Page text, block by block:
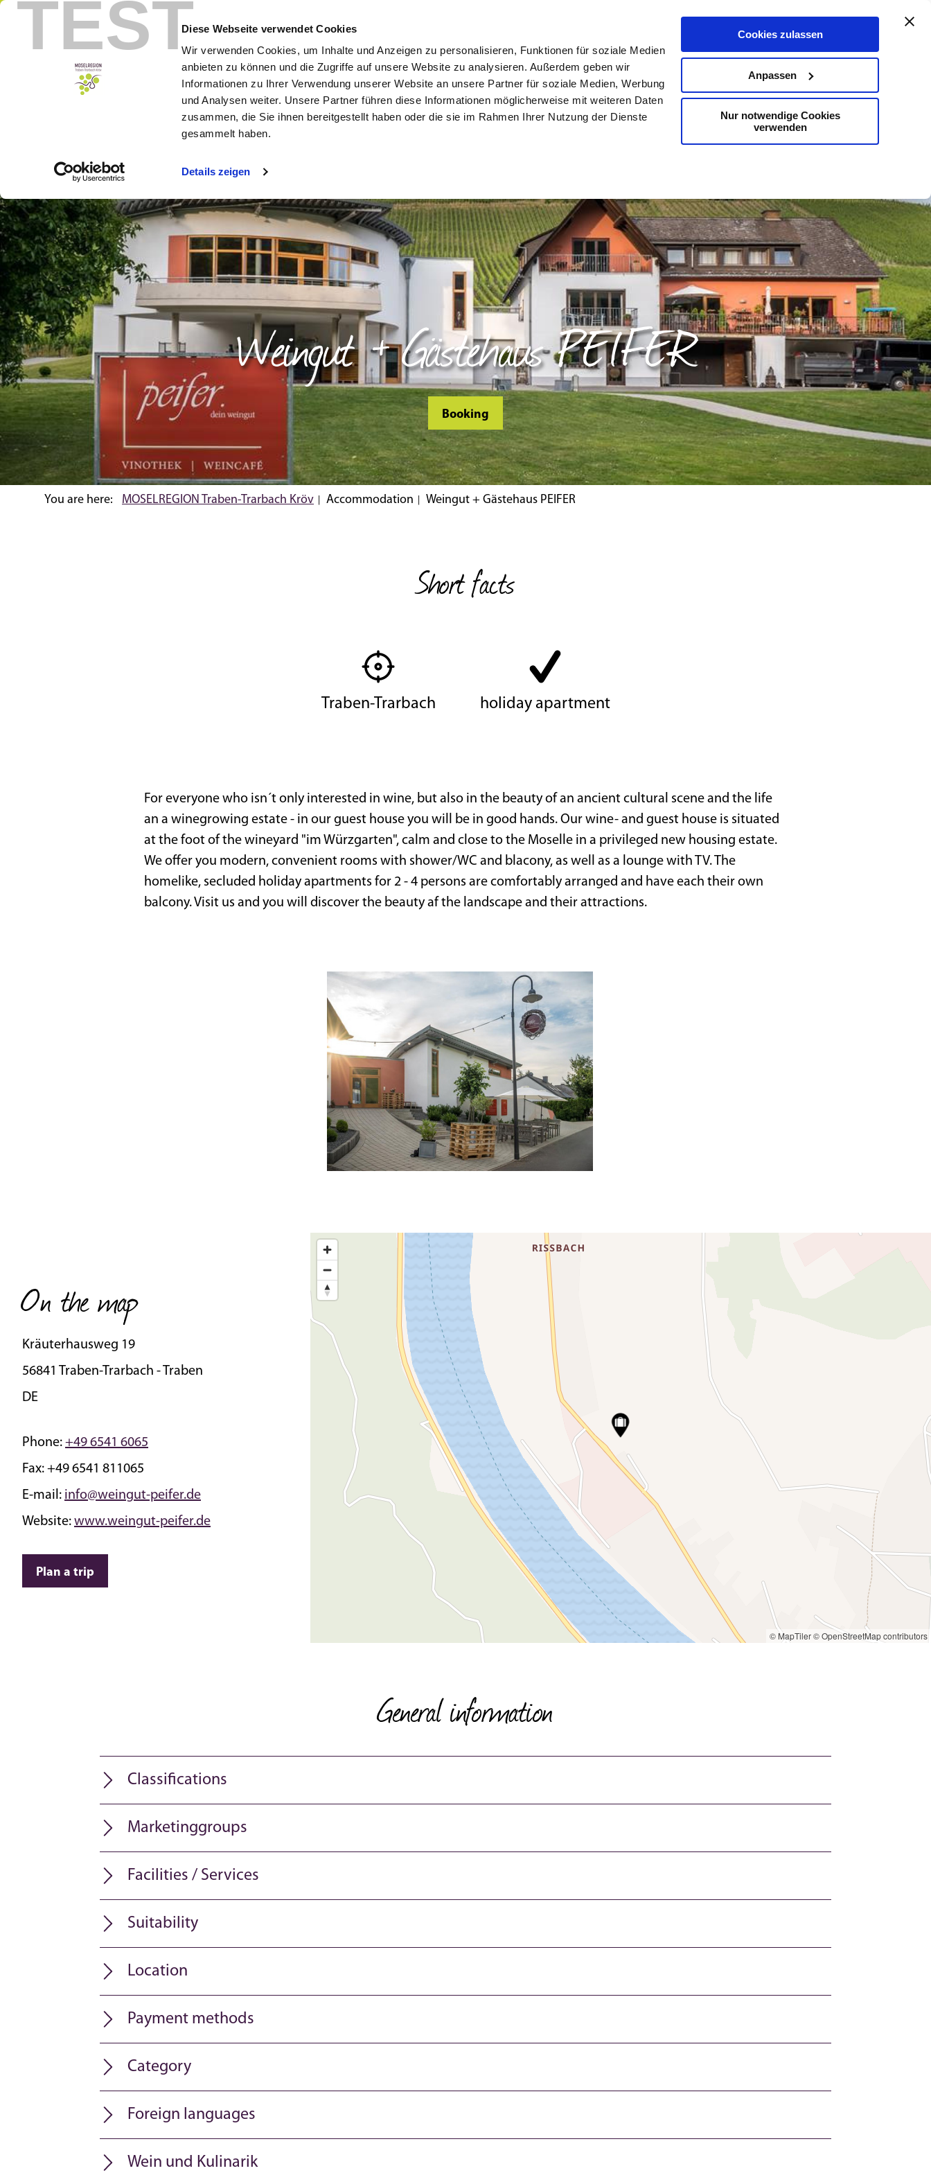
TESTDiese Webseite verwendet Cookies
Wir verwenden Cookies, um Inhalte und Anzeigen zu personalisieren, Funktionen für soziale Medien
anbieten zu können und die Zugriffe auf unsere Website zu analysieren. Außerdem geben wir
Informationen zu Ihrer Verwendung unserer Website an unsere Partner für soziale Medien, Werbung
und Analysen weiter. Unsere Partner führen diese Informationen möglicherweise mit weiteren Daten
zusammen, die Sie ihnen bereitgestellt haben oder die sie im Rahmen Ihrer Nutzung der Dienste
gesammelt haben.
Details zeigen
Cookies zulassen
Anpassen
Nur notwendige Cookies
verwenden
Booking Menu Contact Search De En
Weingut + Gästehaus PEIFER
Booking
You are here: MOSELREGION Traben-Trarbach Kröv Accommodation Weingut + Gästehaus PEIFER
Short facts
Traben-Trarbach holiday apartment
For everyone who isn´t only interested in wine, but also in the beauty of an ancient cultural scene and the life
an a winegrowing estate - in our guest house you will be in good hands. Our wine- and guest house is situated
at the foot of the wineyard "im Würzgarten", calm and close to the Moselle in a privileged new housing estate.
We offer you modern, convenient rooms with shower/WC and blacony, as well as a lounge with TV. The
homelike, secluded holiday apartments for 2 - 4 persons are comfortably arranged and have each their own
balcony. Visit us and you will discover the beauty af the landscape and their attractions.
On the map
Kräuterhausweg 19
56841 Traben-Trarbach - Traben
DE
Phone: +49 6541 6065
Fax: +49 6541 811065
E-mail: info@weingut-peifer.de
Website: www.weingut-peifer.de
Plan a trip
© MapTiler© OpenStreetMap contributors
General information
Classifications
Marketinggroups
Facilities / Services
Suitability
Location
Payment methods
Category
Foreign languages
Wein und Kulinarik